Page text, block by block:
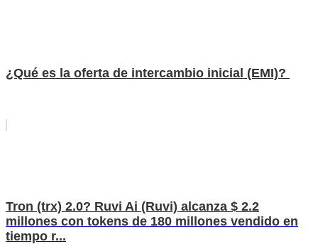
¿Qué es la oferta de intercambio inicial (EMI)?
Tron (trx) 2.0? Ruvi Ai (Ruvi) alcanza $ 2.2
millones con tokens de 180 millones vendido en
tiempo r...